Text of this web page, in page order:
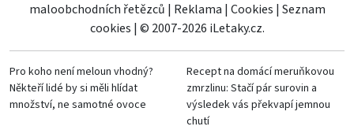
maloobchodních řetězců | Reklama | Cookies | Seznam
cookies | © 2007-2026 iLetaky.cz.
Pro koho není meloun vhodný?
Někteří lidé by si měli hlídat
množství, ne samotné ovoce
Recept na domácí meruňkovou
zmrzlinu: Stačí pár surovin a
výsledek vás překvapí jemnou
chutí